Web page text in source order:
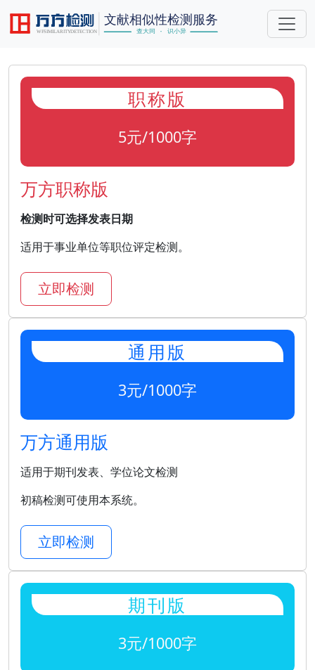
职称版
5元/1000字
万方职称版
检测时可选择发表日期
适用于事业单位等职位评定检测。
立即检测
通用版
3元/1000字
万方通用版
适用于期刊发表、学位论文检测
初稿检测可使用本系统。
立即检测
期刊版
3元/1000字